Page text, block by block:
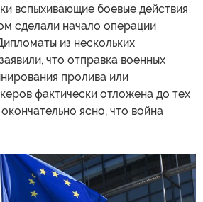
вспыхивающие боевые действия
сделали начало операции
из нескольких
что отправка военных
пролива или
фактически отложена до тех
ясно, что война